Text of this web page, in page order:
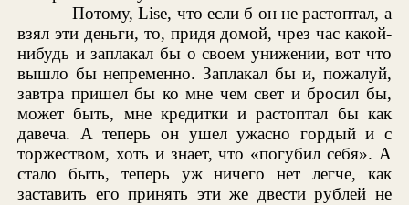
— Потому, Lise, что если б он не растоптал, а
взял эти деньги, то, придя домой, чрез час какой-
нибудь и заплакал бы о своем унижении, вот что
вышло бы непременно. Заплакал бы и, пожалуй,
завтра пришел бы ко мне чем свет и бросил бы,
может быть, мне кредитки и растоптал бы как
давеча. А теперь он ушел ужасно гордый и с
торжеством, хоть и знает, что «погубил себя». А
стало быть, теперь уж ничего нет легче, как
заставить его принять эти же двести рублей не